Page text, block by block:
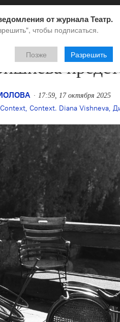
17:59, 17 октября 2025
Context, Context. Diana Vishneva,
от журнала Театр.
чтобы подписаться.
Позже Разрешить